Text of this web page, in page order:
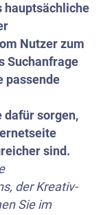
hauptsächliche
Nutzer zum
Suchanfrage
passende
dafür sorgen,
sind.
der Kreativ-
Sie im